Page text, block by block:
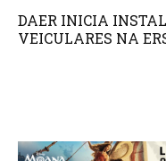
DAER INICIA
VEICULARES NA